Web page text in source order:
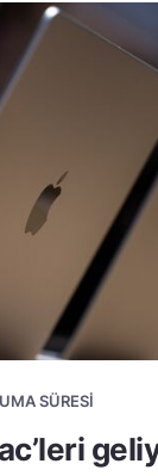
SÜRESI